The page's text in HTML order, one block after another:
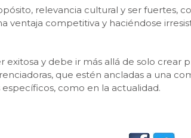
relevancia cultural y ser fuertes,
ventaja competitiva y haciéndose
exitosa y debe ir más allá de solo crear
que estén ancladas a una
como en la actualidad.